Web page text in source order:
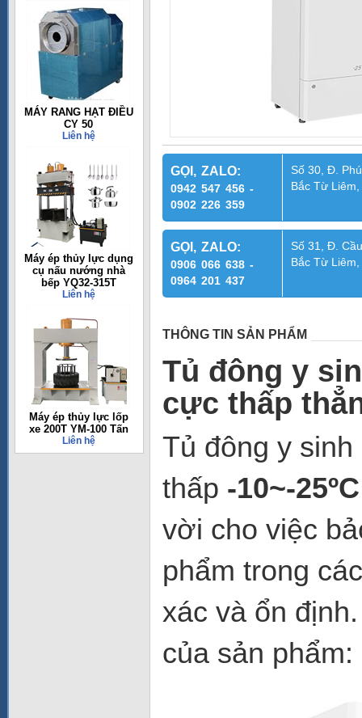
MÁY RANG HẠT ĐIỀU
CY 50
Liên hệ
Máy ép thủy lực dụng
cụ nấu nướng nhà
bếp YQ32-315T
Liên hệ
Máy ép thủy lực lốp
xe 200T YM-100 Tấn
Liên hệ
GỌI, ZALO:
0942 547 456 -
0902 226 359
Số 30, Đ.
Bắc Từ
GỌI, ZALO:
0906 066 638 -
0964 201 437
Số 31, Đ.
Bắc Từ
THÔNG TIN SẢN PHẨM
Tủ đông y
cực thấp
Tủ đông y
thấp -10~-
vời cho việc
phẩm trong
xác và ổn
của sản phẩm: